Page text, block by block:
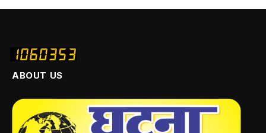
ABOUT US